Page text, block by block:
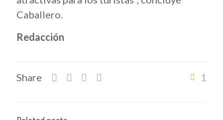
Caballero.
Redacción
Share 1